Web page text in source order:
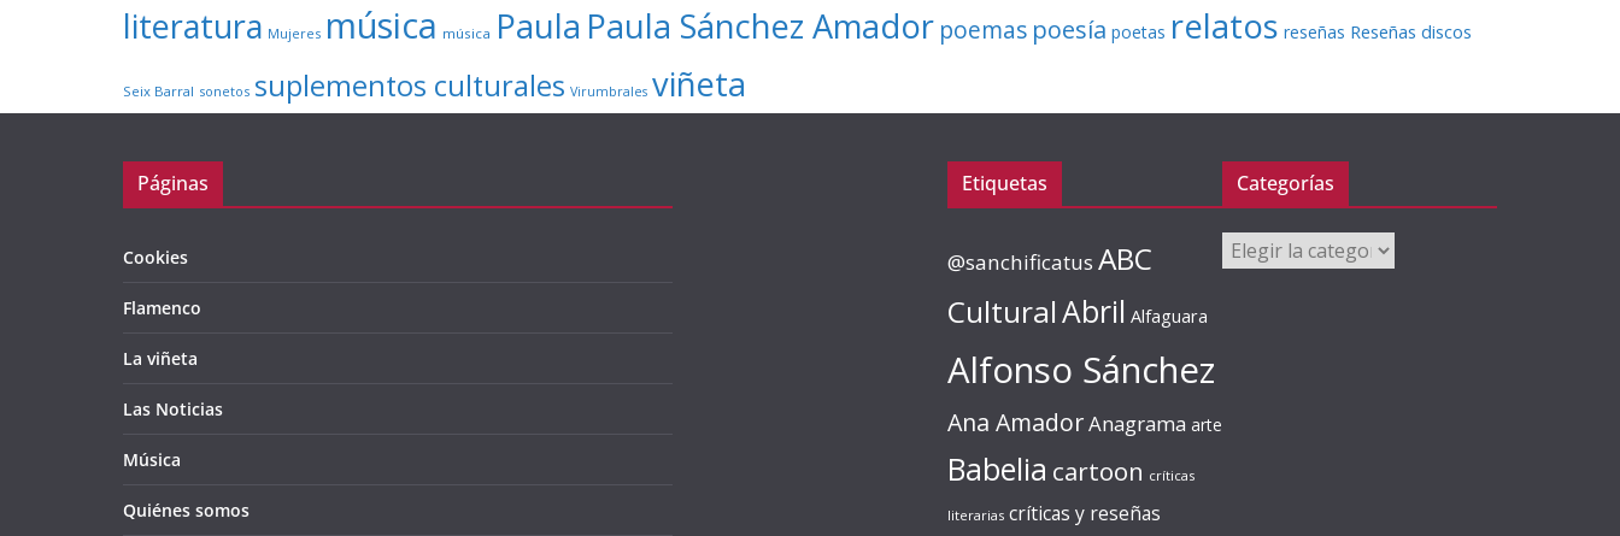
literatura Mujeres música música Paula Paula Sánchez Amador poemas poesía poetas relatos reseñas Reseñas discos
Seix Barral sonetos suplementos culturales Virumbrales viñeta
Páginas
Cookies
Flamenco
La viñeta
Las Noticias
Música
Quiénes somos
Etiquetas
@sanchificatus ABC
CulturalAbril Alfaguara
Alfonso Sánchez
Ana AmadorAnagrama arte
Babelia cartoon críticas
literarias críticas y reseñas
Categorías
Categorías